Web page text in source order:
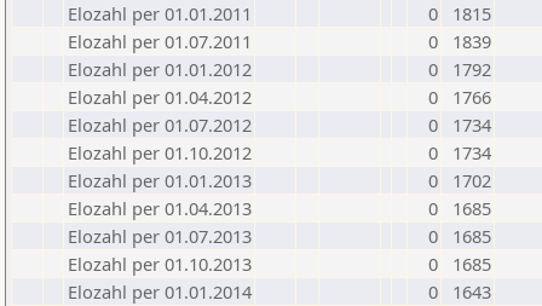
Elozahl per 01.01.2011
0
1815
Elozahl per 01.07.2011
0
1839
Elozahl per 01.01.2012
0
1792
Elozahl per 01.04.2012
0
1766
Elozahl per 01.07.2012
0
1734
Elozahl per 01.10.2012
0
1734
Elozahl per 01.01.2013
0
1702
Elozahl per 01.04.2013
0
1685
Elozahl per 01.07.2013
0
1685
Elozahl per 01.10.2013
0
1685
Elozahl per 01.01.2014
0
1643